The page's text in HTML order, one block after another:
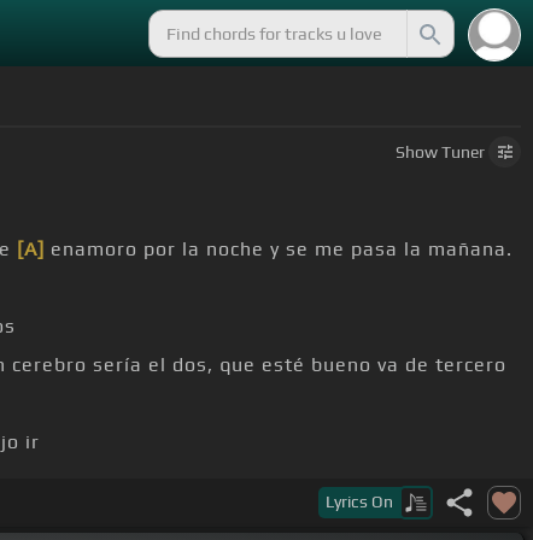
ShowTuner
[A] enamoro por la noche y se me pasa la mañana.
cerebro sería el dos, que esté bueno va de tercero
ir
Lyrics On